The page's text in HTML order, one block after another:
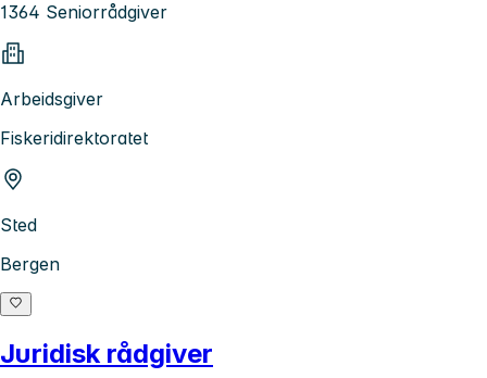
1364 Seniorrådgiver
Arbeidsgiver
Fiskeridirektoratet
Sted
Bergen
Juridisk rådgiver